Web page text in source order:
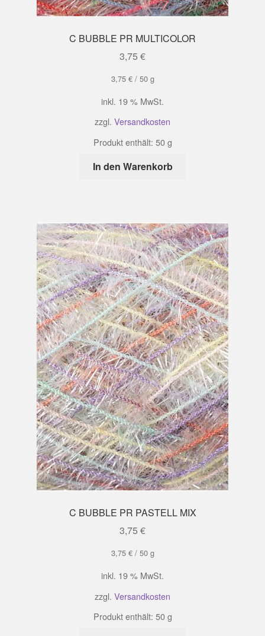
C BUBBLE PR MULTICOLOR
3,75 €
3,75 €/ 50 g
inkl. 19 % MwSt.
zzgl. Versandkosten
Produkt enthält: 50g
In den Warenkorb
C BUBBLE PR PASTELL MIX
3,75 €
3,75 €/ 50 g
inkl. 19 % MwSt.
zzgl. Versandkosten
Produkt enthält: 50g